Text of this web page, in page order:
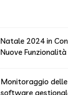
Natale 2024 in
Nuove Funzionalità
Monitoraggio
software